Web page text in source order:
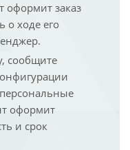
оформит заказ
о ходе его
сообщите
оформит
и срок